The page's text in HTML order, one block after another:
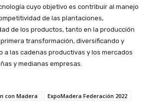
cuyo objetivo es contribuir al manejo
de las plantaciones,
de los productos, tanto en la producción
transformación, diversificando y
a las cadenas productivas y los mercados
y medianas empresas.
con Madera
ExpoMadera Federación 2022